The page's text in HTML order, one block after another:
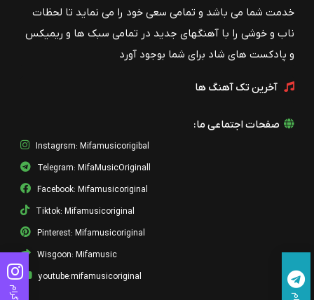
خدمت شما می باشد و تمامی سعی خود را می نماید تا لحظات
ناب و خوشی را با آهنگهای جدید در تمامی سبک ها و ریمیکس
و پادکست های شاد برای شما بوجود آورد
آخرین تک آهنگ ها
صفحات اجتماعی ما:
Instagrsm: Mifamusicorigibal
Telegram: MifaMusicOriginall
Facebook: Mifamusicoriginal
Tiktok: Mifamusicoriginal
Pinterest: Mifamusicoriginal
Wisgoon: Mifamusic
youtube:mifamusicoriginal